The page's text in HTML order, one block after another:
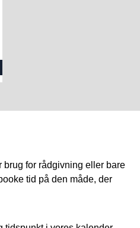
brug for rådgivning eller bare
tid på den måde, der